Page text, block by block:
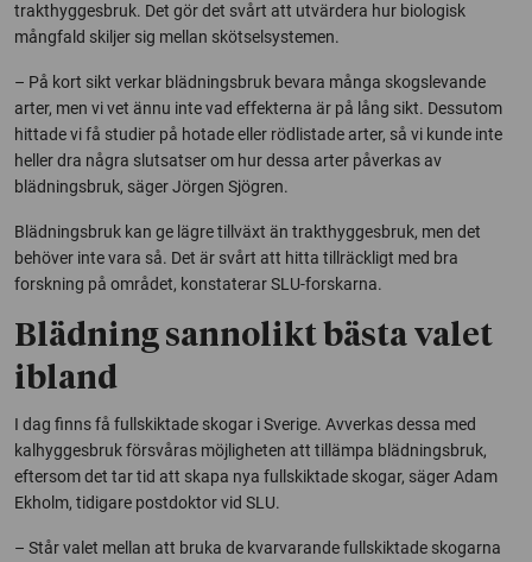
trakthyggesbruk. Det gör det svårt att utvärdera hur biologisk
mångfald skiljer sig mellan skötselsystemen.
– På kort sikt verkar blädningsbruk bevara många skogslevande
arter, men vi vet ännu inte vad effekterna är på lång sikt. Dessutom
hittade vi få studier på hotade eller rödlistade arter, så vi kunde inte
heller dra några slutsatser om hur dessa arter påverkas av
blädningsbruk, säger Jörgen Sjögren.
Blädningsbruk kan ge lägre tillväxt än trakthyggesbruk, men det
behöver inte vara så. Det är svårt att hitta tillräckligt med bra
forskning på området, konstaterar SLU-forskarna.
Blädning sannolikt bästa valet
ibland
I dag finns få fullskiktade skogar i Sverige. Avverkas dessa med
kalhyggesbruk försvåras möjligheten att tillämpa blädningsbruk,
eftersom det tar tid att skapa nya fullskiktade skogar, säger Adam
Ekholm, tidigare postdoktor vid SLU.
– Står valet mellan att bruka de kvarvarande fullskiktade skogarna